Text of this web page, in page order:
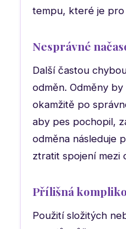
tempu, které je pro
Nesprávné
Další častou
odměn. Odměny
okamžitě po
aby pes pochopil,
odměna následuje
ztratit spojení mezi
Přílišná
Použití složitých